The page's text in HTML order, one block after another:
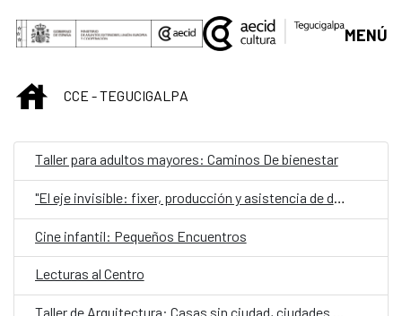
Saltar al contenido principal
MENÚ
INICIOCCE - TEGUCIGALPA
Taller para adultos mayores: Caminos De bienestar
"El eje invisible: fixer, producción y asistencia de dirección desde la práctica"
Cine infantil: Pequeños Encuentros
Lecturas al Centro
Taller de Arquitectura: Casas sin ciudad, ciudades sin casas: estrategias para la vivienda colectiva contemporánea